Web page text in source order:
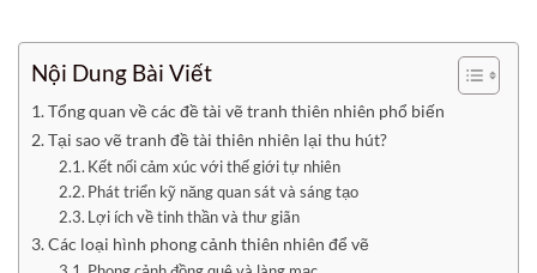
Nội Dung Bài Viết
Tổng quan về các đề tài vẽ tranh thiên nhiên phổ biến
Tại sao vẽ tranh đề tài thiên nhiên lại thu hút?
Kết nối cảm xúc với thế giới tự nhiên
Phát triển kỹ năng quan sát và sáng tạo
Lợi ích về tinh thần và thư giãn
Các loại hình phong cảnh thiên nhiên để vẽ